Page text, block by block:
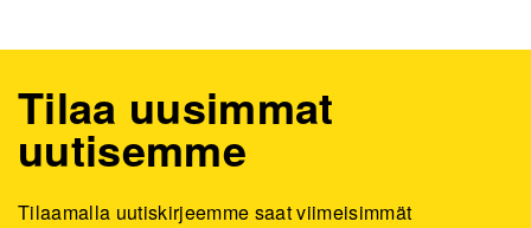
Tilaa uusimmat
uutisemme
Tilaamalla uutiskirjeemme saat viimeisimmät